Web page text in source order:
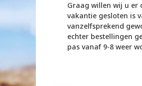
Graag willen wij u er
vakantie gesloten is
vanzelfsprekend
echter bestellingen
pas vanaf 9-8 weer